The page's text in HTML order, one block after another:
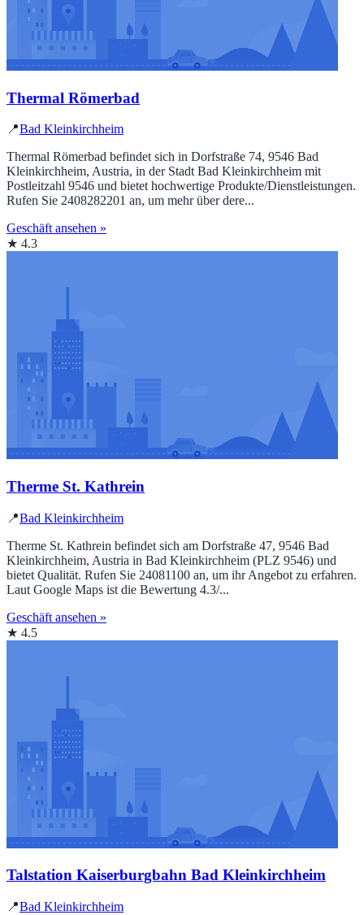
Thermal Römerbad
📍Bad Kleinkirchheim
Thermal Römerbad befindet sich in Dorfstraße 74, 9546 Bad
Kleinkirchheim, Austria, in der Stadt Bad Kleinkirchheim mit
Postleitzahl 9546 und bietet hochwertige Produkte/Dienstleistungen.
Rufen Sie 2408282201 an, um mehr über dere...
Geschäft ansehen »
★ 4.3
Therme St. Kathrein
📍Bad Kleinkirchheim
Therme St. Kathrein befindet sich am Dorfstraße 47, 9546 Bad
Kleinkirchheim, Austria in Bad Kleinkirchheim (PLZ 9546) und
bietet Qualität. Rufen Sie 24081100 an, um ihr Angebot zu erfahren.
Laut Google Maps ist die Bewertung 4.3/...
Geschäft ansehen »
★ 4.5
Talstation Kaiserburgbahn Bad Kleinkirchheim
📍Bad Kleinkirchheim